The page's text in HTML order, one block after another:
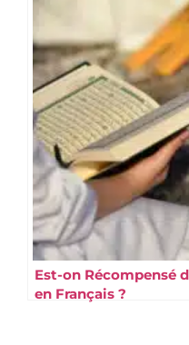
Est-on Récompensé
en Français ?